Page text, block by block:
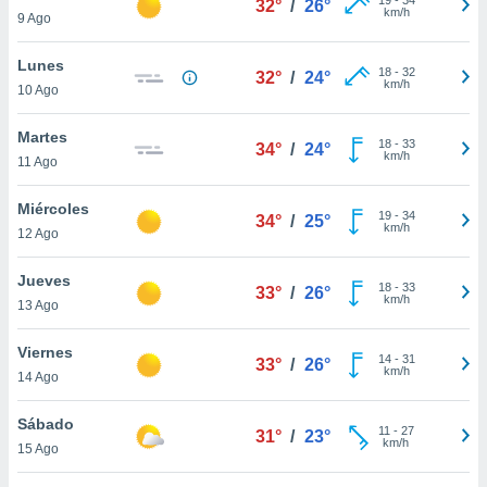
más
nuestra
y
de
disponible
cookies
aceptar
9 Ago
32° / 26°
km/h
Lunes
10 Ago
32° / 24° 18- 32
km/h
Martes
11 Ago
34° / 24° 18- 33
km/h
Miércoles
12 Ago
34° / 25° 19- 34
km/h
Jueves
13 Ago
33° / 26° 18- 33
km/h
Viernes
14 Ago
33° / 26° 14- 31
km/h
Sábado
15 Ago
31° / 23° 11 - 27
km/h